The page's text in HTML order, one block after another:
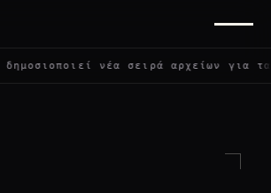
νέα σειρά αρχείων για τα UFO: